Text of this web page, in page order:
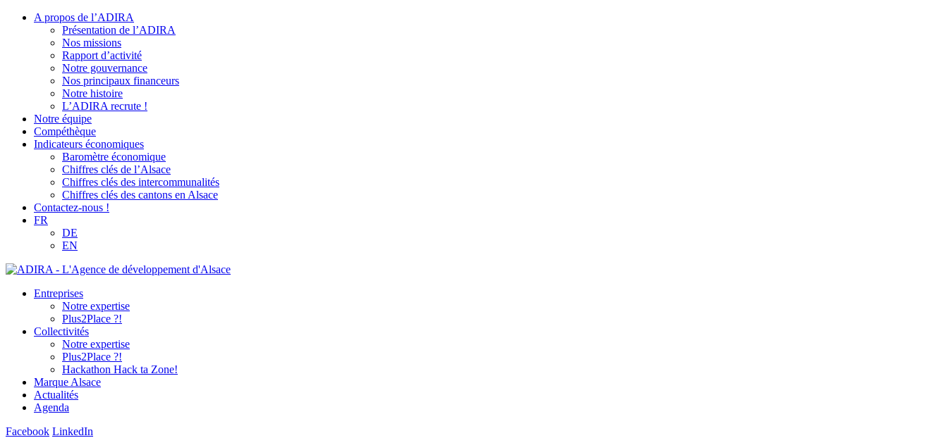
A propos de l’ADIRA
Présentation de l’ADIRA
Nos missions
Rapport d’activité
Notre gouvernance
Nos principaux financeurs
Notre histoire
L’ADIRA recrute !
Notre équipe
Compéthèque
Indicateurs économiques
Baromètre économique
Chiffres clés de l’Alsace
Chiffres clés des intercommunalités
Chiffres clés des cantons en Alsace
Contactez-nous !
FR
DE
EN
Entreprises
Notre expertise
Plus2Place ?!
Collectivités
Notre expertise
Plus2Place ?!
Hackathon Hack ta Zone!
Marque Alsace
Actualités
Agenda
Facebook LinkedIn